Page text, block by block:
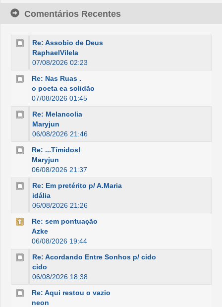
Comentários Recentes
Re: Assobio de Deus
RaphaelVilela
07/08/2026 02:23
Re: Nas Ruas .
o poeta ea solidão
07/08/2026 01:45
Re: Melancolia
Maryjun
06/08/2026 21:46
Re: ...Tímidos!
Maryjun
06/08/2026 21:37
Re: Em pretérito p/ A.Maria
idália
06/08/2026 21:26
Re: sem pontuação
Azke
06/08/2026 19:44
Re: Acordando Entre Sonhos p/ cido
cido
06/08/2026 18:38
Re: Aqui restou o vazio
neon